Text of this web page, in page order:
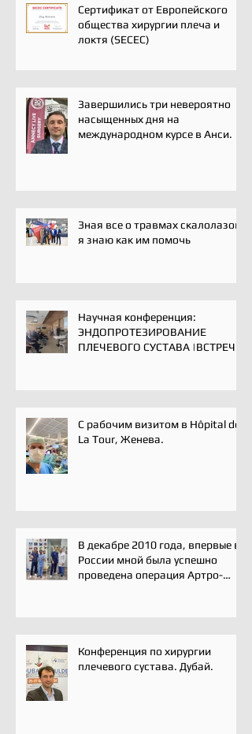
реабилитации
Сертификат от Европейского
общества хирургии плеча и
локтя (SECEC)
Завершились три невероятно
насыщенных дня на
международном курсе в Анси.
Зная все о травмах скалолазов,
я знаю как им помочь
Научная конференция:
ЭНДОПРОТЕЗИРОВАНИЕ
ПЛЕЧЕВОГО СУСТАВА |ВСТРЕЧА
С рабочим визитом в Hôpital de
La Tour, Женева.
В декабре 2010 года, впервые в
России мной была успешно
проведена операция Артро-
Конференция по хирургии
плечевого сустава. Дубай.